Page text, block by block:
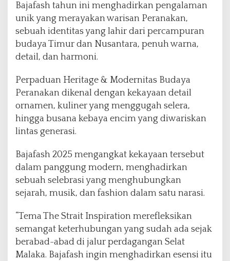
n
g
a
e
g
u
n
e
T
h
S
a
i
Bajafash tahun ini menghadirkan pengalaman
unik yang merayakan warisan Peranakan,
sebuah identitas yang lahir dari percampuran
budaya Timur dan Nusantara, penuh warna,
detail, dan harmoni.
Perpaduan Heritage & Modernitas Budaya
Peranakan dikenal dengan kekayaan detail
ornamen, kuliner yang menggugah selera,
hingga busana kebaya encim yang diwariskan
lintas generasi.
Bajafash 2025 mengangkat kekayaan tersebut
dalam panggung modern, menghadirkan
sebuah selebrasi yang menghubungkan
sejarah, musik, dan fashion dalam satu narasi.
“Tema The Strait Inspiration merefleksikan
semangat keterhubungan yang sudah ada sejak
berabad-abad di jalur perdagangan Selat
Malaka. Bajafash ingin menghadirkan esensi itu